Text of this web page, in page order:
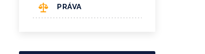
PRÁVA